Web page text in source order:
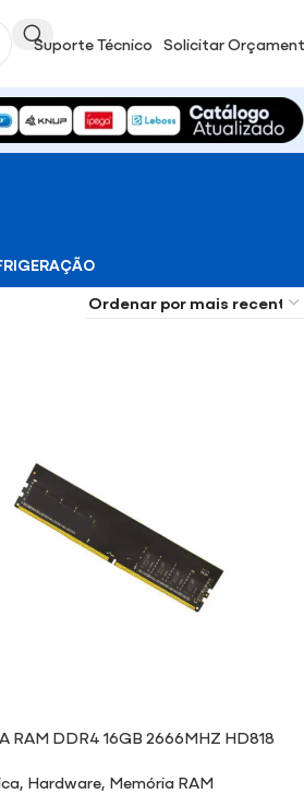
Suporte Técnico Solicitar
RAM DDR4 16GB 2666MHZ HD818
, Hardware, Memória RAM